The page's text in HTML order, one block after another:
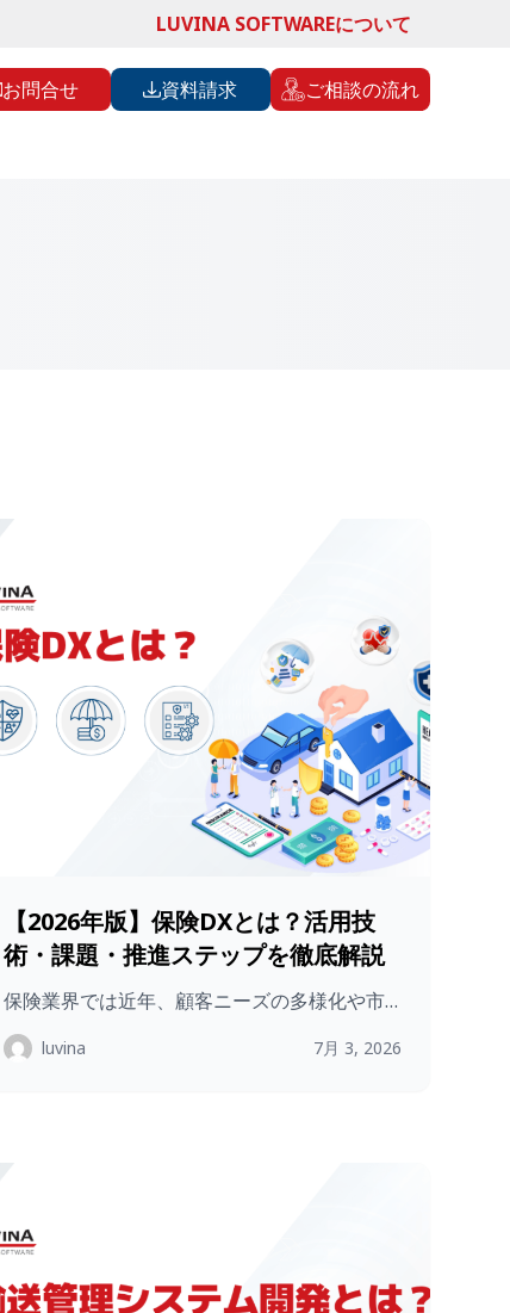
LUVINA SOFTWAREについて
お問合せ 資料請求 ご相談の流れ
【2026年版】保険DXとは？活用技
術・課題・推進ステップを徹底解説
保険業界では近年、顧客ニーズの多様化や市…
luvina 7月 3, 2026